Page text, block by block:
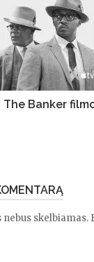
Banker
nebus skelbiamas.